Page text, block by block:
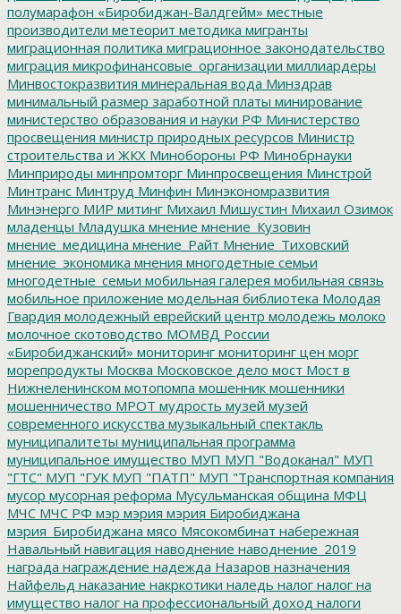
полумарафон «Биробиджан-Валдгейм» местные
производители метеорит методика мигранты
миграционная политика миграционное законодательство
миграция микрофинансовые_организации миллиардеры
Минвостокразвития минеральная вода Минздрав
минимальный размер заработной платы минирование
министерство образования и науки РФ Министерство
просвещения министр природных ресурсов Министр
строительства и ЖКХ Минобороны РФ Минобрнауки
Минприроды минпромторг Минпросвещения Минстрой
Минтранс Минтруд Минфин Минэкономразвития
Минэнерго МИР митинг Михаил Мишустин Михаил Озимок
младенцы Младушка мнение мнение_Кузовин
мнение_медицина мнение_Райт Мнение_Тиховский
мнение_экономика мнения многодетные семьи
многодетные_семьи мобильная галерея мобильная связь
мобильное приложение модельная библиотека Молодая
Гвардия молодежный еврейский центр молодежь молоко
молочное скотоводство МОМВД России
«Биробиджанский» мониторинг мониторинг цен морг
морепродукты Москва Московское дело мост Мост в
Нижнеленинском мотопомпа мошенник мошенники
мошенничество МРОТ мудрость музей музей
современного искусства музыкальный спектакль
муниципалитеты муниципальная программа
муниципальное имущество МУП МУП "Водоканал" МУП
"ГТС" МУП "ГУК МУП "ПАТП" МУП "Транспортная компания
мусор мусорная реформа Мусульманская община МФЦ
МЧС МЧС РФ мэр мэрия мэрия Биробиджана
мэрия_Биробиджана мясо Мясокомбинат набережная
Навальный навигация наводнение наводнение_2019
награда награждение надежда Назаров назначения
Найфельд наказание накркотики наледь налог налог на
имущество налог на профессиональный доход налоги